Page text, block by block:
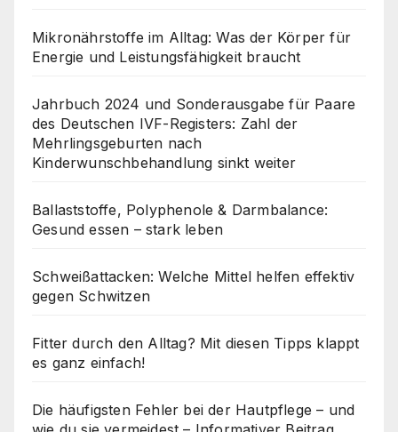
Mikronährstoffe im Alltag: Was der Körper für
Energie und Leistungsfähigkeit braucht
Jahrbuch 2024 und Sonderausgabe für Paare
des Deutschen IVF-Registers: Zahl der
Mehrlingsgeburten nach
Kinderwunschbehandlung sinkt weiter
Ballaststoffe, Polyphenole & Darmbalance:
Gesund essen – stark leben
Schweißattacken: Welche Mittel helfen effektiv
gegen Schwitzen
Fitter durch den Alltag? Mit diesen Tipps klappt
es ganz einfach!
Die häufigsten Fehler bei der Hautpflege – und